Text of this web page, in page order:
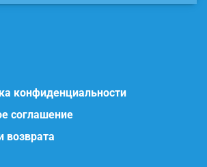
конфиденциальности
соглашение
возврата